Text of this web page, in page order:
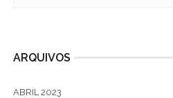
ARQUIVOS
ABRIL 2023